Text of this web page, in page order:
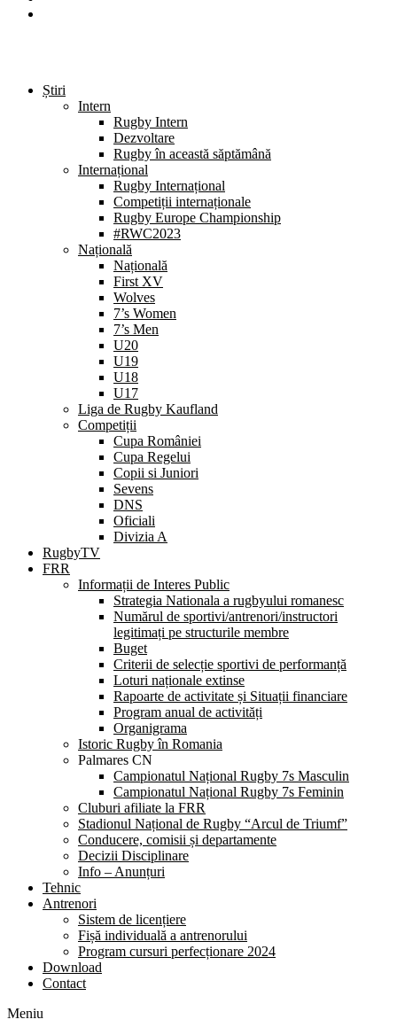
Știri
Intern
Rugby Intern
Dezvoltare
Rugby în această săptămână
Internațional
Rugby Internațional
Competiții internaționale
Rugby Europe Championship
#RWC2023
Națională
Națională
First XV
Wolves
7’s Women
7’s Men
U20
U19
U18
U17
Liga de Rugby Kaufland
Competiții
Cupa României
Cupa Regelui
Copii si Juniori
Sevens
DNS
Oficiali
Divizia A
RugbyTV
FRR
Informații de Interes Public
Strategia Nationala a rugbyului romanesc
Numărul de sportivi/antrenori/instructori
legitimați pe structurile membre
Buget
Criterii de selecție sportivi de performanță
Loturi naționale extinse
Rapoarte de activitate și Situații financiare
Program anual de activități
Organigrama
Istoric Rugby în Romania
Palmares CN
Campionatul Național Rugby 7s Masculin
Campionatul Național Rugby 7s Feminin
Cluburi afiliate la FRR
Stadionul Național de Rugby “Arcul de Triumf”
Conducere, comisii și departamente
Decizii Disciplinare
Info – Anunțuri
Tehnic
Antrenori
Sistem de licențiere
Fișă individuală a antrenorului
Program cursuri perfecționare 2024
Download
Contact
Meniu